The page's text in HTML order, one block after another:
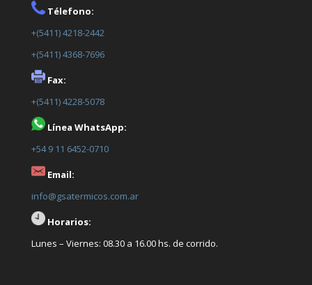
Télefono:
+(5411) 4218-2442
+(5411) 4368-7696
Fax:
+(5411) 4228-5078
Línea WhatsApp:
+54 9 11 6452-0710
Email:
info@gsatermicos.com.ar
Horarios:
Lunes – Viernes: 08.30 a 16.00 hs. de corrido.